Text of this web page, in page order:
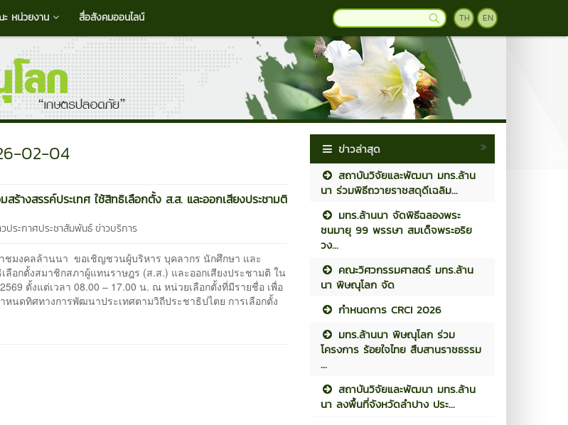
หน่วยงาน สื่อสังคมออนไลน์ TH EN
02-04
ร้างสรรค์ประเทศ ใช้สิทธิเลือกตั้ง ส.ส. และออกเสียงประชามติ
ประกาศประชาสัมพันธ์ ข่าวบริการ
ชมงคลล้านนา ขอเชิญชวนผู้บริหาร บุคลากร นักศึกษา และ
อกตั้งสมาชิกสภาผู้แทนราษฎร (ส.ส.) และออกเสียงประชามติ ใน
ตั้งแต่เวลา 08.00 – 17.00 น. ณ หน่วยเลือกตั้งที่มีรายชื่อ เพื่อ
หนดทิศทางการพัฒนาประเทศตามวิถีประชาธิปไตย การเลือกตั้ง
ข่าวล่าสุด
สถาบันวิจัยและพัฒนา มทร.ล้าน
นา ร่วมพิธีถวายราชสดุดีเฉลิม...
มทร.ล้านนา จัดพิธีฉลองพระ
ชนมายุ 99 พรรษา สมเด็จพระอริย
วง...
คณะวิศวกรรมศาสตร์ มทร.ล้าน
นา พิษณุโลก จัด
กำหนดการ CRCI 2026
มทร.ล้านนา พิษณุโลก ร่วม
โครงการ ร้อยใจไทย สืบสานราชธรรม
...
สถาบันวิจัยและพัฒนา มทร.ล้าน
นา ลงพื้นที่จังหวัดลำปาง ประ...